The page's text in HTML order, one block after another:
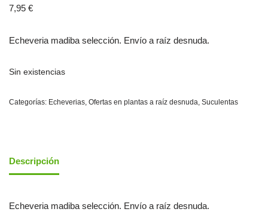
7,95 €
Echeveria madiba selección. Envío a raíz desnuda.
Sin existencias
Categorías: Echeverias, Ofertas en plantas a raíz desnuda, Suculentas
Descripción
Echeveria madiba selección. Envío a raíz desnuda.